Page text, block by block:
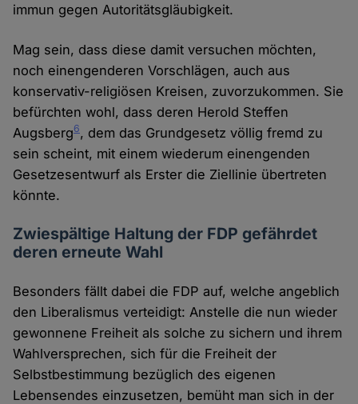
immun gegen Autoritätsgläubigkeit.
Mag sein, dass diese damit versuchen möchten,
noch einengenderen Vorschlägen, auch aus
konservativ-religiösen Kreisen, zuvorzukommen. Sie
befürchten wohl, dass deren Herold Steffen
Augsberg6, dem das Grundgesetz völlig fremd zu
sein scheint, mit einem wiederum einengenden
Gesetzesentwurf als Erster die Ziellinie übertreten
könnte.
Zwiespältige Haltung der FDP gefährdet
deren erneute Wahl
Besonders fällt dabei die FDP auf, welche angeblich
den Liberalismus verteidigt: Anstelle die nun wieder
gewonnene Freiheit als solche zu sichern und ihrem
Wahlversprechen, sich für die Freiheit der
Selbstbestimmung bezüglich des eigenen
Lebensendes einzusetzen, bemüht man sich in der